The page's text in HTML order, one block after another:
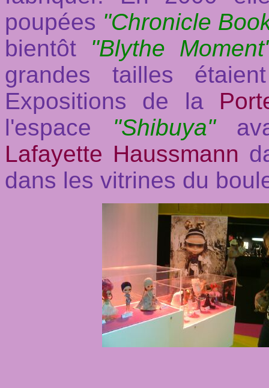
poupées "Chronicle
bientôt "Blythe
grandes tailles
Expositions de la
l'espace "Shibuya"
Lafayette Haussmann
dans les vitrines du